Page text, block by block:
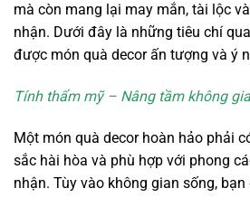
mà còn mang lại may mắn, tài lộc
nhận. Dưới đây là những tiêu chí
được món quà decor ấn tượng và ý
Tính thẩm mỹ – Nâng tầm không
Một món quà decor hoàn hảo phải
sắc hài hòa và phù hợp với phong
nhận. Tùy vào không gian sống, bạn